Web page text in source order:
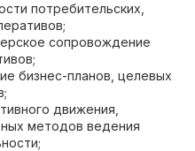
потребительских,
сопровождение
бизнес-планов, целевых
движения,
методов ведения